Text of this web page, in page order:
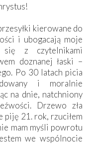
kierowane do
i ubogacają moje
się z czytelnikami
doznanej łaski –
Po 30 latach picia
i moralnie
na dnie, natchniony
Drzewo zła
piję 21. rok, rzuciłem
mam myśli powrotu
we wspólnocie